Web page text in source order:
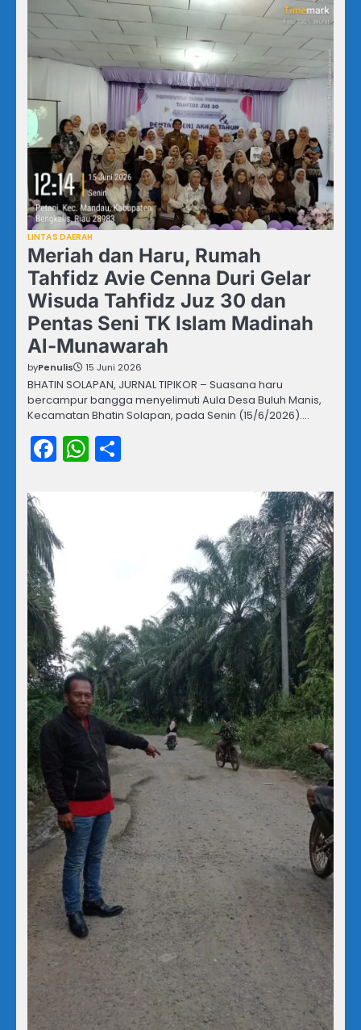
LINTAS DAERAH
Meriah dan Haru, Rumah
Tahfidz Avie Cenna Duri Gelar
Wisuda Tahfidz Juz 30 dan
Pentas Seni TK Islam Madinah
Al-Munawarah
byPenulis 15 Juni 2026
BHATIN SOLAPAN, JURNAL TIPIKOR – Suasana haru
bercampur bangga menyelimuti Aula Desa Buluh Manis,
Kecamatan Bhatin Solapan, pada Senin (15/6/2026).…
Facebook
WhatsApp